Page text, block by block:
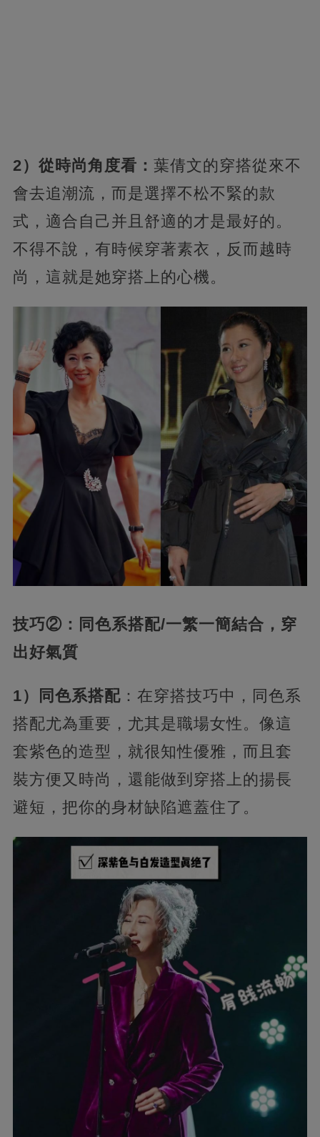
2）從時尚角度看： 葉倩文的穿搭從來不
會去追潮流，而是選擇不松不緊的款
式，適合自己并且舒適的才是最好的。
不得不說，有時候穿著素衣，反而越時
尚，這就是她穿搭上的心機。
技巧②：同色系搭配/一繁一簡結合，穿
出好氣質
1）同色系搭配：在穿搭技巧中，同色系
搭配尤為重要，尤其是職場女性。像這
套紫色的造型，就很知性優雅，而且套
裝方便又時尚，還能做到穿搭上的揚長
避短，把你的身材缺陷遮蓋住了。